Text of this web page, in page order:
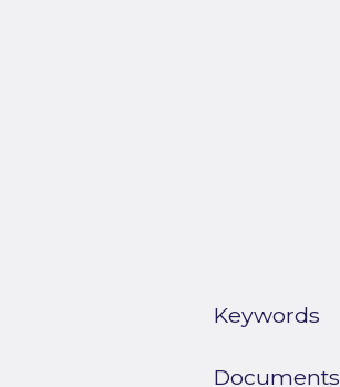
Keywords
Documents